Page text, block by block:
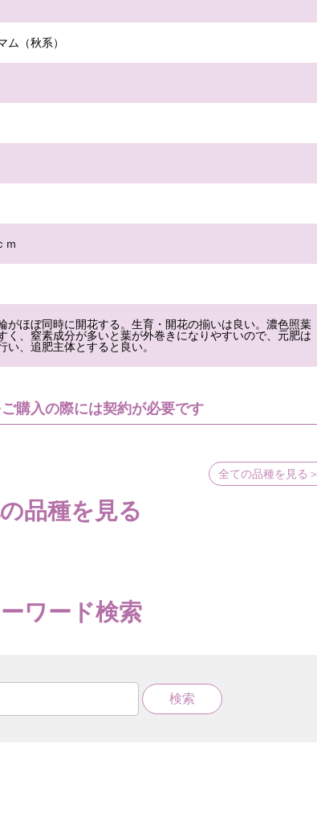
ム（秋系）
ｍ
がほぼ同時に開花する。生育・開花の揃いは良い。濃色照葉
く、窒素成分が多いと葉が外巻きになりやすいので、元肥は
い、追肥主体とすると良い。
購入の際には契約が必要です
品種を見る
全ての品種を見る＞
ワード検索